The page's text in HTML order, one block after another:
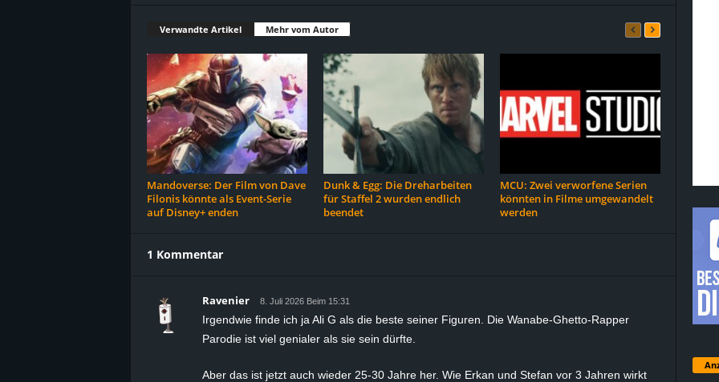
Verwandte Artikel Mehr vom Autor
Mandoverse: Der Film von Dave
Filonis könnte als Event-Serie
auf Disney+ enden
Dunk & Egg: Die Dreharbeiten
für Staffel 2 wurden endlich
beendet
MCU: Zwei verworfene Serien
könnten in Filme umgewandelt
werden
1 Kommentar
Ravenier 8. Juli 2026 Beim 15:31
Irgendwie finde ich ja Ali G als die beste seiner Figuren. Die Wanabe-Ghetto-Rapper
Parodie ist viel genialer als sie sein dürfte.
Aber das ist jetzt auch wieder 25-30 Jahre her. Wie Erkan und Stefan vor 3 Jahren wirkt